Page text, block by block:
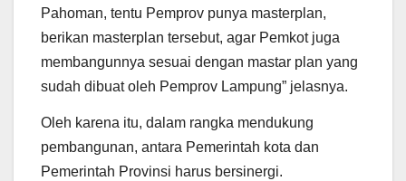
Pahoman, tentu Pemprov punya masterplan,
berikan masterplan tersebut, agar Pemkot juga
membangunnya sesuai dengan mastar plan yang
sudah dibuat oleh Pemprov Lampung” jelasnya.
Oleh karena itu, dalam rangka mendukung
pembangunan, antara Pemerintah kota dan
Pemerintah Provinsi harus bersinergi.